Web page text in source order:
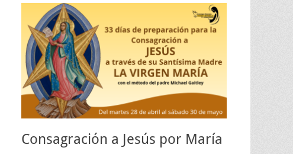
Consagración a Jesús por María